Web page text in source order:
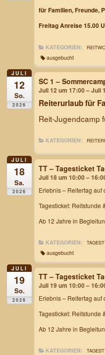
für Familien, Freunde,
Freitag Anreise 15.00
KATEGORIEN:
ausgebucht
JULI
12
So.
2026
SC 1 –
Juli 12 um 17:00 – Juli
Reiterurlaub für
Reit-Jugendcamp
KATEGORIEN:
JULI
18
Sa.
2026
TT – Tagesticket
Juli 18 um 10:00 –
Erlebnis – Reitertag auf
Tagesticket: Reitstunde
Ab 12 Jahre in
KATEGORIEN:
ausgebucht
JULI
19
So.
2026
TT – Tagesticket
Juli 19 um 10:00 –
Erlebnis – Reitertag auf
Tagesticket: Reitstunde
Ab 12 Jahre in
KATEGORIEN: